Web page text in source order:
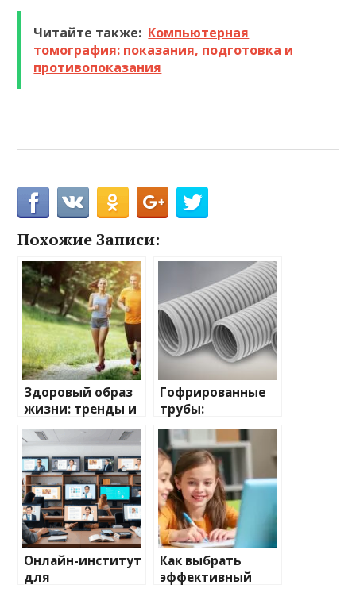
Читайте также: Компьютерная
томография: показания, подготовка и
противопоказания
Похожие Записи:
Здоровый образ
жизни: тренды и
нововведения
Гофрированные
трубы:
универсальность
и применение
Онлайн-институт
для
Как выбрать
эффективный